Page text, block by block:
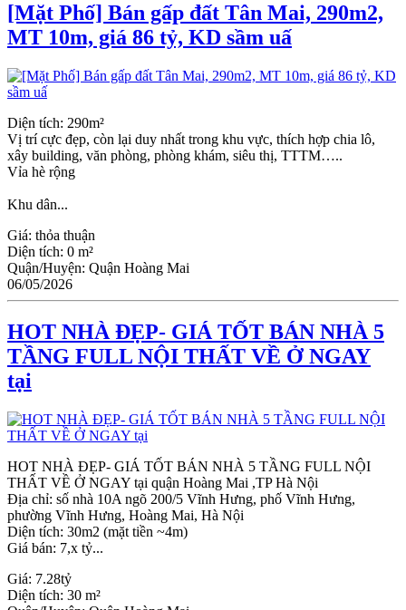
[Mặt Phố] Bán gấp đất Tân Mai, 290m2,
MT 10m, giá 86 tỷ, KD sầm uấ
Diện tích: 290m²
Vị trí cực đẹp, còn lại duy nhất trong khu vực, thích hợp chia lô,
xây building, văn phòng, phòng khám, siêu thị, TTTM…..
Vỉa hè rộng
Khu dân...
Giá: thỏa thuận
Diện tích: 0 m²
Quận/Huyện: Quận Hoàng Mai
06/05/2026
HOT NHÀ ĐẸP- GIÁ TỐT BÁN NHÀ 5
TẦNG FULL NỘI THẤT VỀ Ở NGAY
tại
HOT NHÀ ĐẸP- GIÁ TỐT BÁN NHÀ 5 TẦNG FULL NỘI
THẤT VỀ Ở NGAY tại quận Hoàng Mai ,TP Hà Nội
Địa chỉ: số nhà 10A ngõ 200/5 Vĩnh Hưng, phố Vĩnh Hưng,
phường Vĩnh Hưng, Hoàng Mai, Hà Nội
Diện tích: 30m2 (mặt tiền ~4m)
Giá bán: 7,x tỷ...
Giá: 7.28tỷ
Diện tích: 30 m²